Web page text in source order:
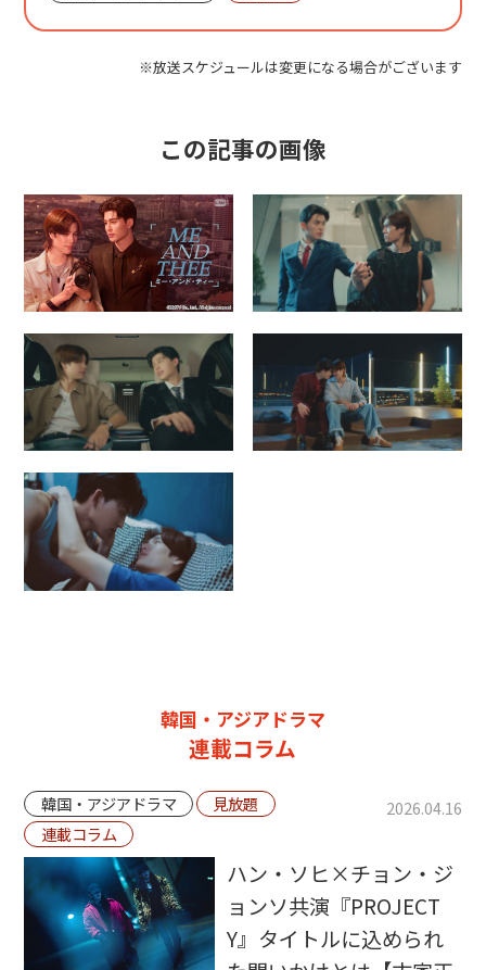
※放送スケジュールは変更になる場合がございます
この記事の画像
韓国・アジアドラマ
連載コラム
韓国・アジアドラマ
見放題
連載コラム
2026.04.16
ハン・ソヒ×チョン・ジ
ョンソ共演『PROJECT
Y』タイトルに込められ